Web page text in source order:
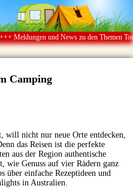
und News zu den Themen
Camping
will nicht nur neue Orte entdecken,
das Reisen ist die perfekte
aus der Region authentische
wie Genuss auf vier Rädern ganz
über einfache Rezeptideen und
in Australien.